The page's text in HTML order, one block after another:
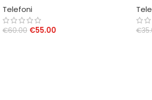
Telefoni
€60.00 €55.00 €